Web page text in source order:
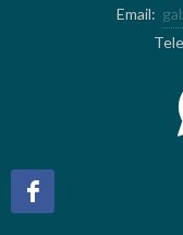
Email: